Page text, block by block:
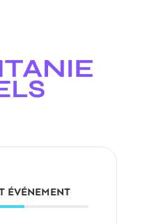
ÉVÉNEMENT